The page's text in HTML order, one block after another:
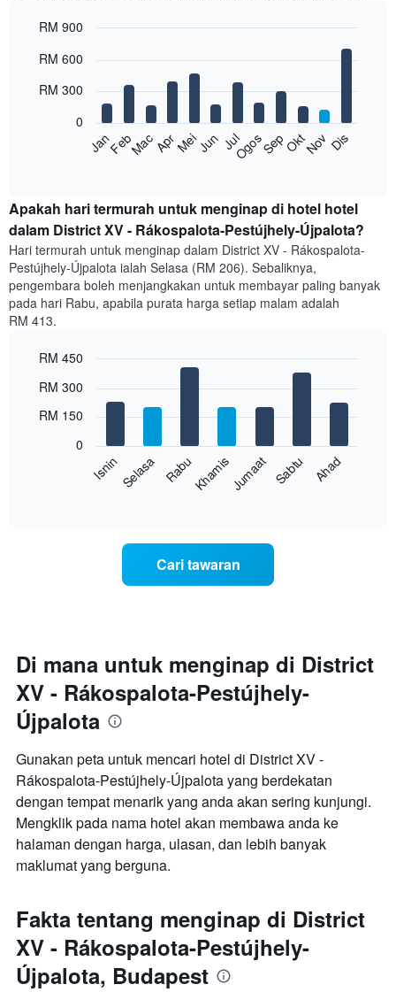
chart
12
purata
bilik
setiap
bulan
Carta
mempunyai
1
paksi
yang
bulan.
Carta
mempunyai
graphic.
JanFebMacAprMeiJun Jul
OgosSepOktNov Dis
0
RM 300
RM 600
RM 900
Apakah hari termurah untuk menginap di hotel hotel
dalam District XV - Rákospalota-Pestújhely-Újpalota?
Hari termurah untuk menginap dalam District XV - Rákospalota-
Pestújhely-Újpalota ialah Selasa (RM 206). Sebaliknya,
pengembara boleh menjangkakan untuk membayar paling banyak
pada hari Rabu, apabila purata harga setiap malam adalah
RM 413.
chart
mempunyai
1
paksi
X
yang
memaparkan
hari
dalam
seminggu.
Carta
mempunyai
1
Y
purata
harga
bilik
graphic.
IsninSelasa RabuKhamisJumaat Sabtu Ahad
0
RM 150
RM 300
RM 450
Cari tawaran
Di mana untuk menginap di District
XV - Rákospalota-Pestújhely-
Újpalota
Gunakan peta untuk mencari hotel di District XV -
Rákospalota-Pestújhely-Újpalota yang berdekatan
dengan tempat menarik yang anda akan sering kunjungi.
Mengklik pada nama hotel akan membawa anda ke
halaman dengan harga, ulasan, dan lebih banyak
maklumat yang berguna.
Fakta tentang menginap di District
XV - Rákospalota-Pestújhely-
Újpalota, Budapest